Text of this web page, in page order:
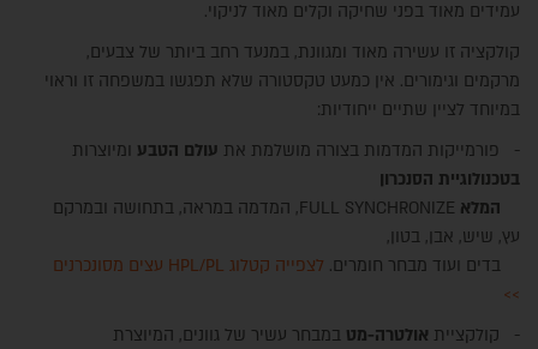
עמידים מאוד בפני שחיקה וקלים מאוד לניקוי.
קולקציה זו עשירה מאוד ומגוונת, במנעד רחב ביותר של צבעים,
מרקמים וגימורים. אין כמעט טקסטורה שלא תפגשו במשפחה זו וראוי
במיוחד לציין שתיים ייחודיות:
- פורמייקות המדמות בצורה מושלמת את עולם הטבע ומיוצרות
בטכנולוגיית הסנכרון
המלא
FULL SYNCHRONIZE, המדמה במראה, בתחושה ובמרקם
עץ, שיש, אבן, בטון,
בדים ועוד מבחר חומרים.
לצפייה קטלוג HPL/PL עצים מסונכרנים
>>
- קולקציית אולטרה-מט במבחר עשיר של גוונים, המיוצרת